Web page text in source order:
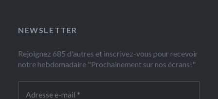
NEWSLETTER
Rejoignez 685 d'autres et inscrivez-vous pour recevoir
notre hebdomadaire "Prochainement sur nos écrans!"